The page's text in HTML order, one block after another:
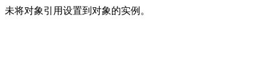
未将对象引用设置到对象的实例。